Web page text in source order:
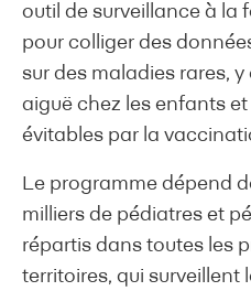
outil de surveillance à la
pour colliger des
sur des maladies rares,
aiguë chez les enfants
évitables par la
Le programme dépend
milliers de pédiatres et
répartis dans toutes les
territoires, qui surveillent